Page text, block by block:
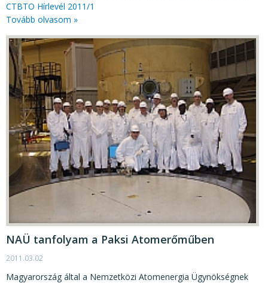
CTBTO Hírlevél 2011/1
Tovább olvasom »
NAÜ tanfolyam a Paksi Atomerőműben
2011.03.02
Magyarország által a Nemzetközi Atomenergia Ügynökségnek